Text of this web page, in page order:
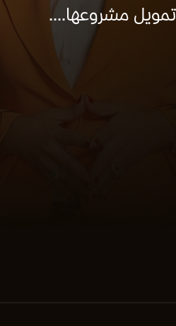
تمويل مشروعها....